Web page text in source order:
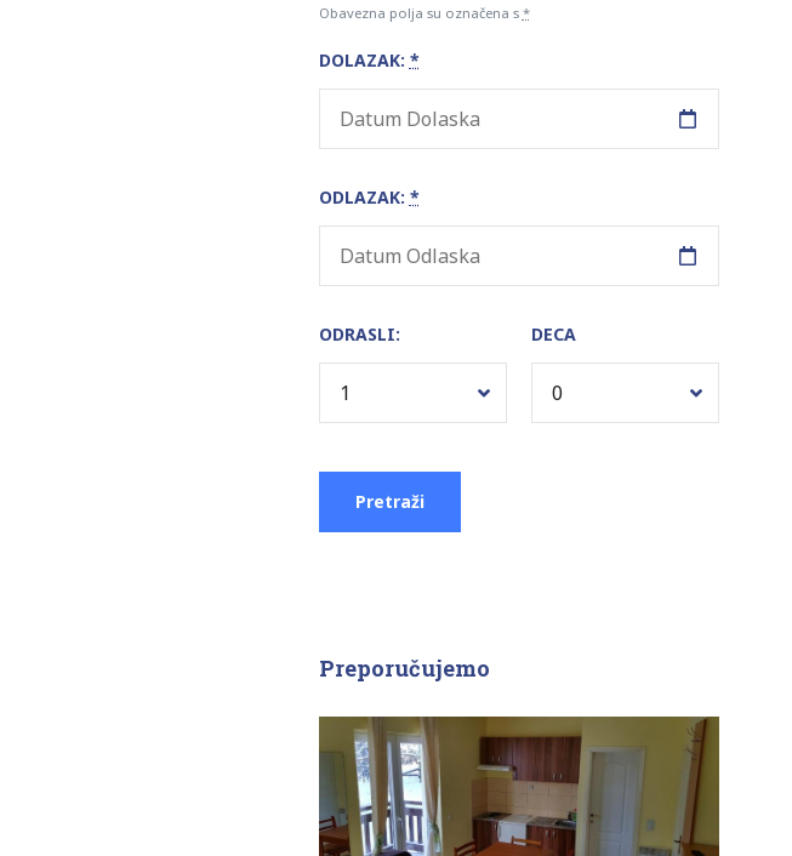
Obavezna polja su označena s *
DOLAZAK: *
ODLAZAK: *
ODRASLI: DECA
Preporučujemo